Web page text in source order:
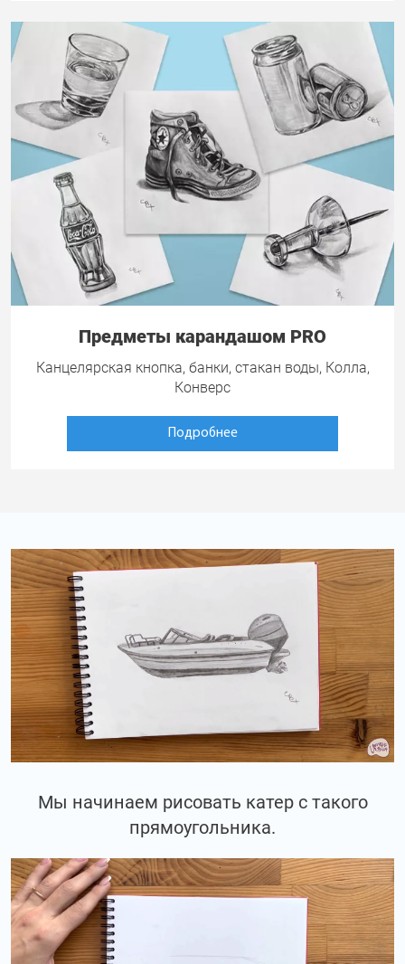
Предметы карандашом PRO
Канцелярская кнопка, банки, стакан воды, Колла,
Конверс
Подробнее
Мы начинаем рисовать катер с такого
прямоугольника.